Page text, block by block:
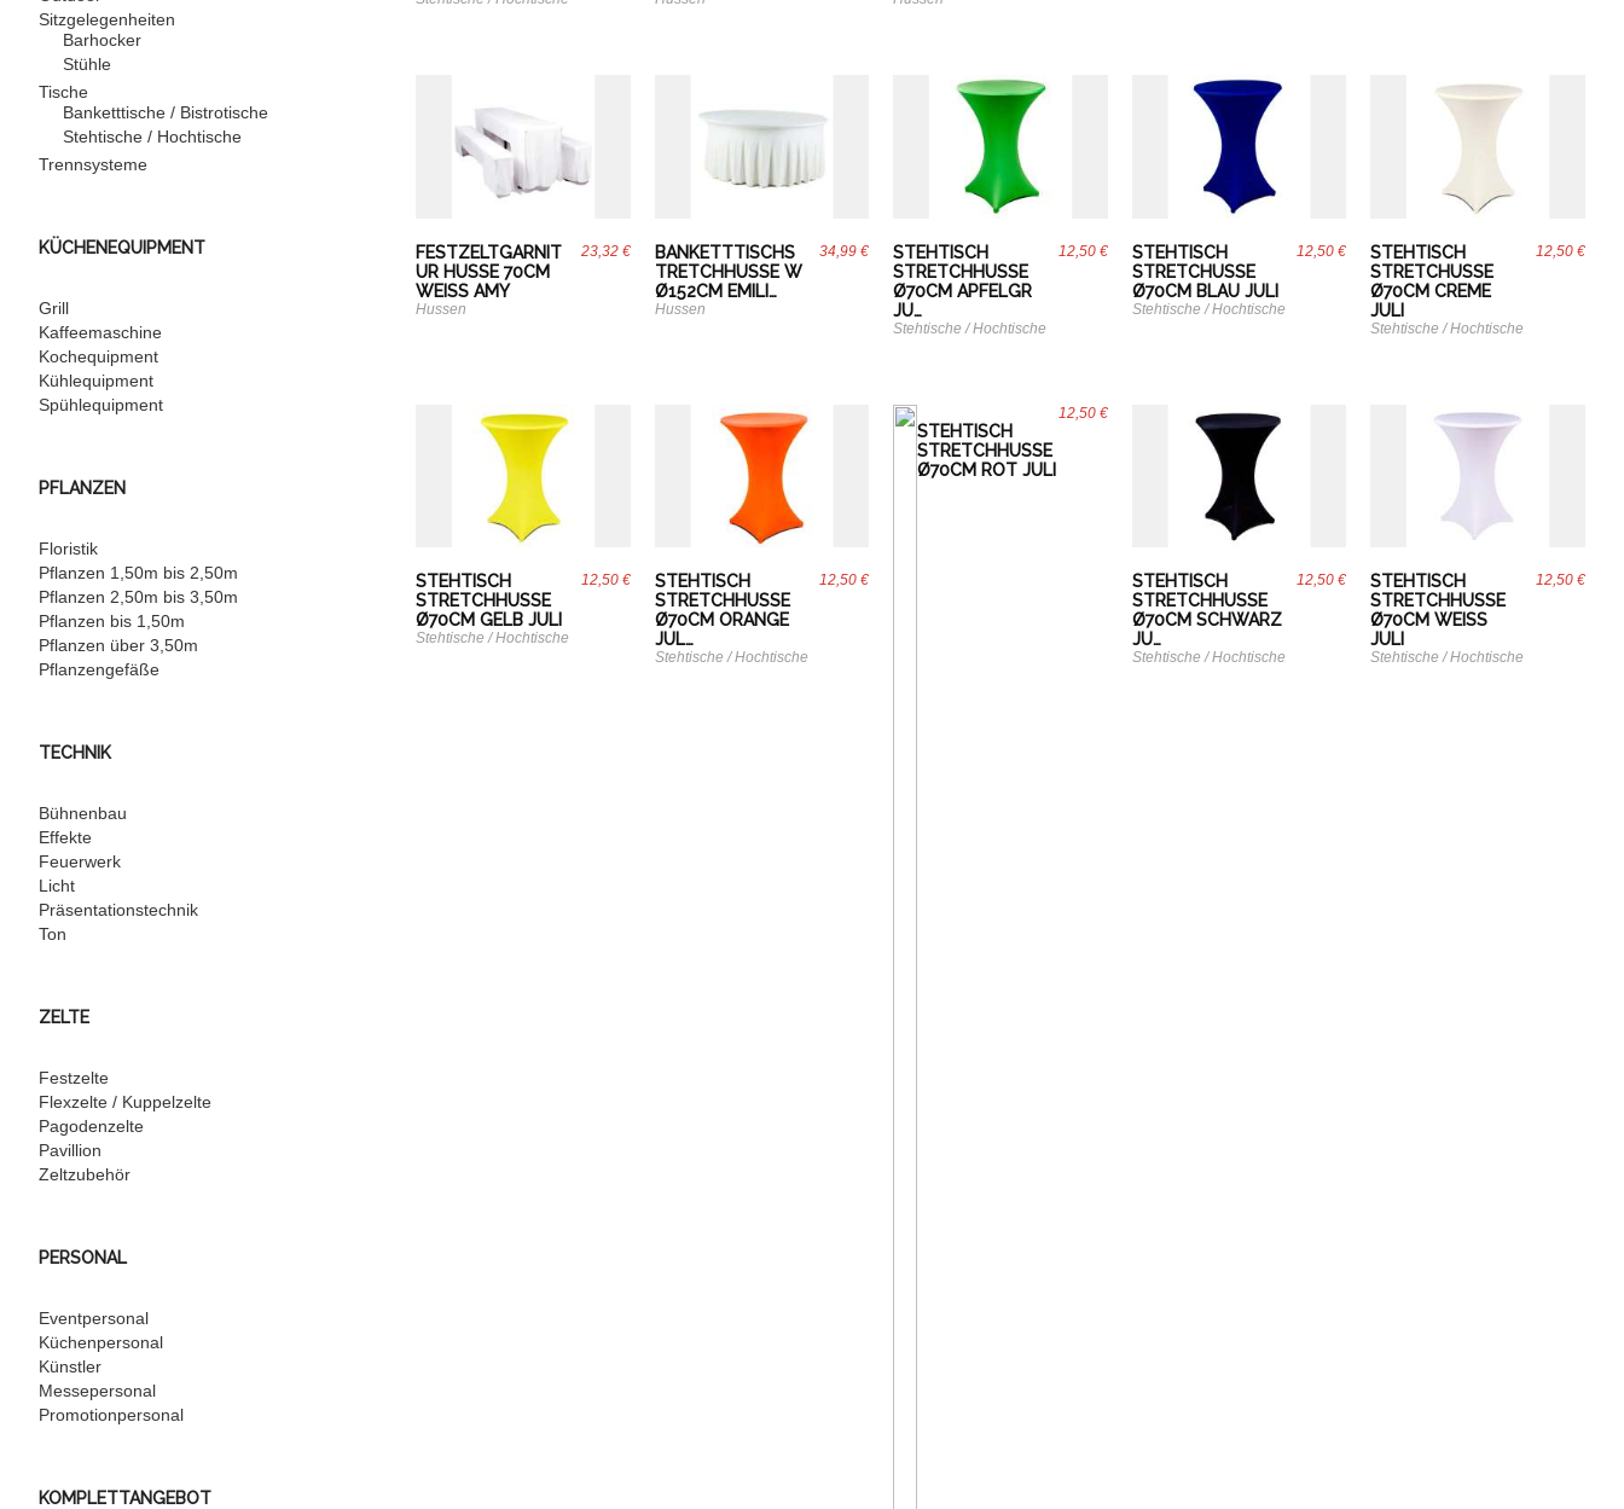
23,32 €
FESTZELTGARNIT
UR HUSSE 70CM
WEISS AMY
Hussen
34,99 €
BANKETTTISCHS
TRETCHHUSSE W
Ø152CM EMILI…
Hussen
12,50 €
STEHTISCH
STRETCHHUSSE
Ø70CM APFELGR
JU…
Stehtische / Hochtische
12,50 €
STEHTISCH
STRETCHUSSE
Ø70CM BLAU JULI
Stehtische / Hochtische
12,50 €
STEHTISCH
STRETCHUSSE
Ø70CM CREME
JULI
Stehtische / Hochtische
12,50 €
STEHTISCH
STRETCHHUSSE
Ø70CM GELB JULI
Stehtische / Hochtische
12,50 €
STEHTISCH
STRETCHHUSSE
Ø70CM ORANGE
JUL…
Stehtische / Hochtische
12,50 €
STEHTISCH
STRETCHHUSSE
Ø70CM ROT JULI
12,50 €
STEHTISCH
STRETCHHUSSE
Ø70CM SCHWARZ
JU…
Stehtische / Hochtische
12,50 €
STEHTISCH
STRETCHHUSSE
Ø70CM WEISS J
ULI
Stehtische / Hochtische
Sitzgelegenheiten
Barhocker
Stühle
Tische
Banketttische / Bistrotische
Stehtische / Hochtische
Trennsysteme
KÜCHENEQUIPMENT
Grill
Kaffeemaschine
Kochequipment
Kühlequipment
Spühlequipment
PFLANZEN
Floristik
Pflanzen 1,50m bis 2,50m
Pflanzen 2,50m bis 3,50m
Pflanzen bis 1,50m
Pflanzen über 3,50m
Pflanzengefäße
TECHNIK
Bühnenbau
Effekte
Feuerwerk
Licht
Präsentationstechnik
Ton
ZELTE
Festzelte
Flexzelte / Kuppelzelte
Pagodenzelte
Pavillion
Zeltzubehör
PERSONAL
Eventpersonal
Küchenpersonal
Künstler
Messepersonal
Promotionpersonal
KOMPLETTANGEBOT